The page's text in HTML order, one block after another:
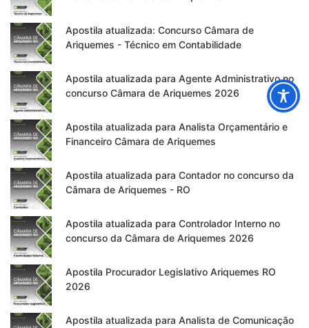
Apostila atualizada: Concurso Câmara de
Ariquemes - Técnico em Contabilidade
Apostila atualizada para Agente Administrativo no
concurso Câmara de Ariquemes 2026
Apostila atualizada para Analista Orçamentário e
Financeiro Câmara de Ariquemes
Apostila atualizada para Contador no concurso da
Câmara de Ariquemes - RO
Apostila atualizada para Controlador Interno no
concurso da Câmara de Ariquemes 2026
Apostila Procurador Legislativo Ariquemes RO
2026
Apostila atualizada para Analista de Comunicação